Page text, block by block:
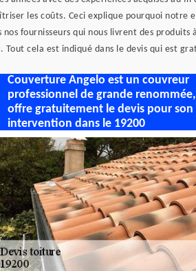
les coûts. Ceci explique pourquoi
fournisseurs qui nous livrent des
cela est indiqué dans le devis qui est
Couverture Angelo est un couvreur
professionnel de grande
offre gratuitement le devis pour son
intervention dans le 19200